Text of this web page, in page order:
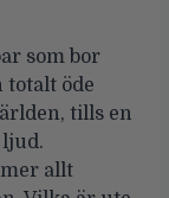
som bor
totalt öde
tills en
allt